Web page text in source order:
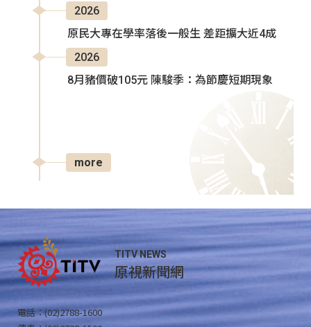
2026
原民大專在學率落後一般生 差距擴大近4成
2026
8月豬價破105元 陳駿季：為節慶短期現象
more
TITV NEWS
原視新聞網
電話：(02)2788-1600